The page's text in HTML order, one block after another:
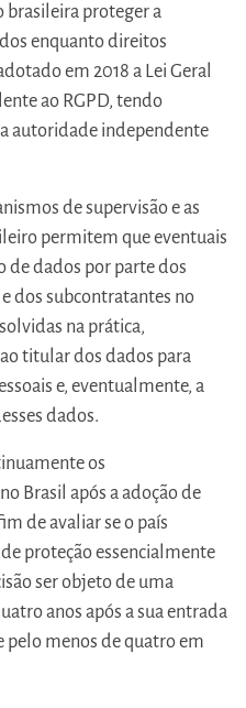
brasileira proteger a
enquanto direitos
em 2018 a Lei Geral
ao RGPD, tendo
autoridade independente
de supervisão e as
permitem que eventuais
de dados por parte dos
dos subcontratantes no
na prática,
titular dos dados para
e, eventualmente, a
dados.
os
Brasil após a adoção de
de avaliar se o país
proteção essencialmente
ser objeto de uma
anos após a sua entrada
pelo menos de quatro em